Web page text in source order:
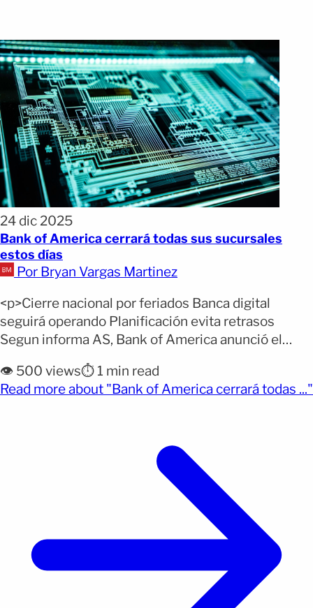
24 dic 2025
Bank of America cerrará todas sus sucursales
estos días
Por Bryan Vargas Martinez
<p>Cierre nacional por feriados Banca digital
seguirá operando Planificación evita retrasos
Segun informa AS, Bank of America anunció el
durante feriados federales específicos, siguiendo
el calendario oficial establecido por la Reserva
👁️ 500 views⏱️ 1 min read
Read more about "Bank of America cerrará todas ..."